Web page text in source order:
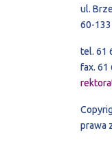
ul.
60-
tel. 61
fax. 61
prawa